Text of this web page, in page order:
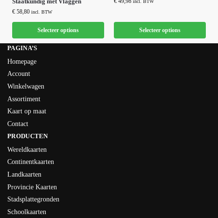
€ 58,80 incl. BTW
Selecteer options
incl. BTW
Selecteer options
PAGINA’S
Homepage
Account
Winkelwagen
Assortiment
Kaart op maat
Contact
PRODUCTEN
Wereldkaarten
Continentkaarten
Landkaarten
Provincie Kaarten
Stadsplattegronden
Schoolkaarten